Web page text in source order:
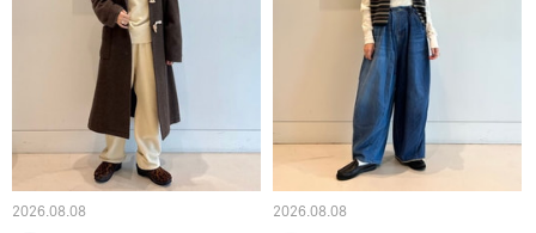
2026.08.08 2026.08.08